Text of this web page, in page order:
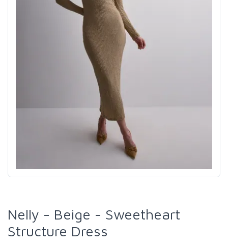
Nelly - Beige - Sweetheart
Structure Dress